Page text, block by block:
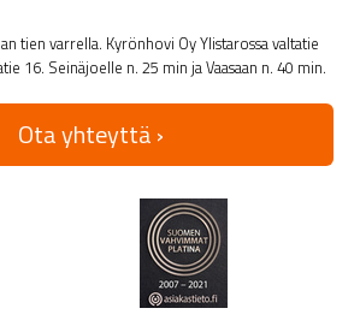
tien varrella. Kyrönhovi Oy Ylistarossa valtatie
16. Seinäjoelle n. 25 min ja Vaasaan n. 40 min.
Ota yhteyttä ›